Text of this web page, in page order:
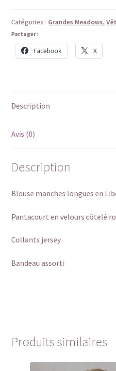
rose
bonbon
Ensemble
Meadowdolls
ou
Catégories : Grandes Meadows,
Partager :
Facebook X
Description
Avis (0)
Description
Blouse manches longues en
Pantacourt en velours côtelé
Collants jersey
Bandeau assorti
Produits similaires